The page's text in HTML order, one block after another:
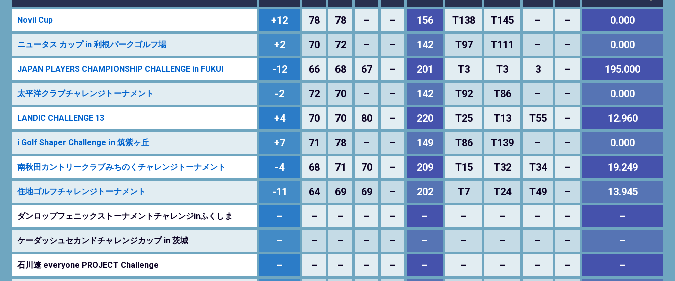
Novil Cup +12 78 78 – – 156 T138 T145 – – 0.000
ニュータス カップ in 利根パークゴルフ場 +2 70 72 – – 142 T97 T111 – – 0.000
JAPAN PLAYERS CHAMPIONSHIP CHALLENGE in FUKUI -12 66 68 67 – 201 T3 T3 3 – 195.000
太平洋クラブチャレンジトーナメント -2 72 70 – – 142 T92 T86 – – 0.000
LANDIC CHALLENGE 13 +4 70 70 80 – 220 T25 T13 T55 – 12.960
i Golf Shaper Challenge in 筑紫ヶ丘 +7 71 78 – – 149 T86 T139 – – 0.000
南秋田カントリークラブみちのくチャレンジトーナメント -4 68 71 70 – 209 T15 T32 T34 – 19.249
住地ゴルフチャレンジトーナメント -11 64 69 69 – 202 T7 T24 T49 – 13.945
ダンロップフェニックストーナメントチャレンジinふくしま – – – – – – – – – – –
ケーダッシュセカンドチャレンジカップ in 茨城 – – – – – – – – – – –
石川遼 everyone PROJECT Challenge – – – – – – – – – – –